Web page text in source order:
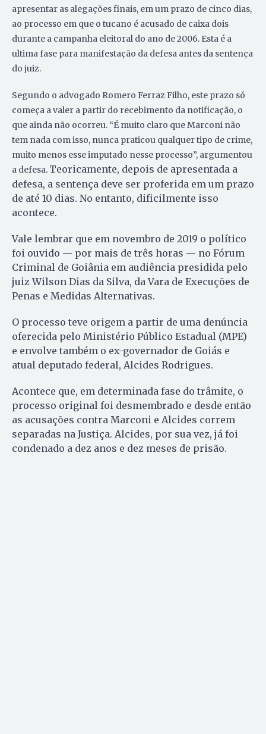
apresentar as alegações finais, em um prazo de cinco dias,
ao processo em que o tucano é acusado de caixa dois
durante a campanha eleitoral do ano de 2006. Esta é a
ultima fase para manifestação da defesa antes da sentença
do juiz.
Segundo o advogado Romero Ferraz Filho, este prazo só
começa a valer a partir do recebimento da notificação, o
que ainda não ocorreu. “É muito claro que Marconi não
tem nada com isso, nunca praticou qualquer tipo de crime,
muito menos esse imputado nesse processo”, argumentou
a defesa. Teoricamente, depois de apresentada a
defesa, a sentença deve ser proferida em um prazo
de até 10 dias. No entanto, dificilmente isso
acontece.
Vale lembrar que em novembro de 2019 o político
foi ouvido — por mais de três horas — no Fórum
Criminal de Goiânia em audiência presidida pelo
juiz Wilson Dias da Silva, da Vara de Execuções de
Penas e Medidas Alternativas.
O processo teve origem a partir de uma denúncia
oferecida pelo Ministério Público Estadual (MPE)
e envolve também o ex-governador de Goiás e
atual deputado federal, Alcides Rodrigues.
Acontece que, em determinada fase do trâmite, o
processo original foi desmembrado e desde então
as acusações contra Marconi e Alcides correm
separadas na Justiça. Alcides, por sua vez, já foi
condenado a dez anos e dez meses de prisão.